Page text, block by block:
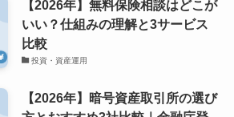
【2026年】無料保険相談はどこが
いい？仕組みの理解と3サービス
比較
投資・資産運用
【2026年】暗号資産取引所の選び